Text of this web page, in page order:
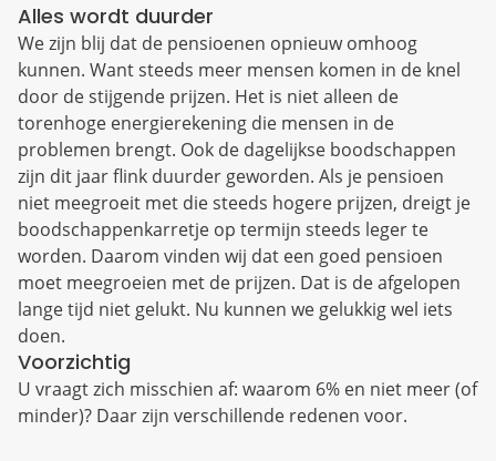
Alles wordt duurder
We zijn blij dat de pensioenen opnieuw omhoog
kunnen. Want steeds meer mensen komen in de knel
door de stijgende prijzen. Het is niet alleen de
torenhoge energierekening die mensen in de
problemen brengt. Ook de dagelijkse boodschappen
zijn dit jaar flink duurder geworden. Als je pensioen
niet meegroeit met die steeds hogere prijzen, dreigt je
boodschappenkarretje op termijn steeds leger te
worden. Daarom vinden wij dat een goed pensioen
moet meegroeien met de prijzen. Dat is de afgelopen
lange tijd niet gelukt. Nu kunnen we gelukkig wel iets
doen.
Voorzichtig
U vraagt zich misschien af: waarom 6% en niet meer (of
minder)? Daar zijn verschillende redenen voor.